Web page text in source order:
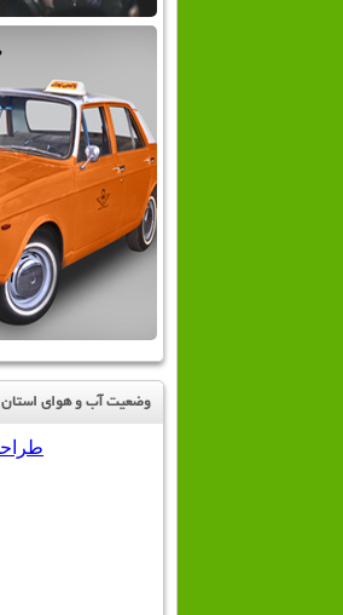
وضعیت آب و هوای استان